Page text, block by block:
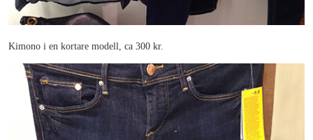
Kimono i en kortare modell, ca 300 kr.